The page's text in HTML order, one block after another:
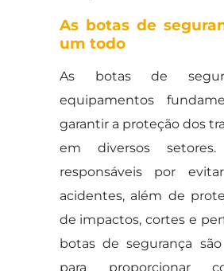
As botas de
um todo
As botas de
equipamentos
garantir a proteção dos
em diversos
responsáveis por
acidentes, além de
de impactos, cortes e
botas de segurança
para proporcionar